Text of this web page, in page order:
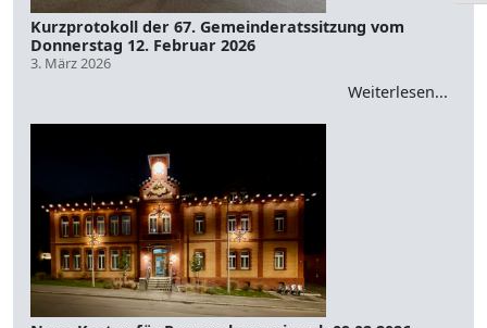
Kurzprotokoll der 67. Gemeinderatssitzung vom
Donnerstag 12. Februar 2026
3. März 2026
Weiterlesen...